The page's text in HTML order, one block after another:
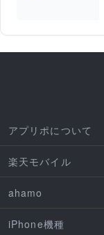
アプリポについて
楽天モバイル
ahamo
iPhone機種